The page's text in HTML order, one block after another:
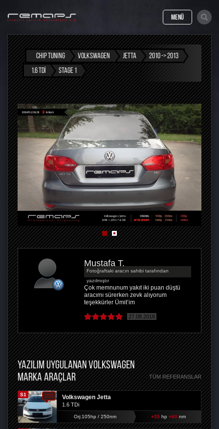
MENÜ
CHIP TUNING VOLKSWAGEN JETTA
2010 -> 2013
1.6 TDI
STAGE 1
Mustafa T.
Fotoğraftaki aracın sahibi tarafından
yazılmıştır
Çok memnunum yakıt iki puan düştü
aracımı sürerken zevk alıyorum
teşekkürler Ümit’im
27.08.2018
YAZILIM UYGULANAN VOLKSWAGEN
MARKA ARAÇLAR
TÜM REFERANSLAR
S1 Volkswagen Jetta
1.6 TDi
Orj:105hp / 250nm +35hp +60 nm